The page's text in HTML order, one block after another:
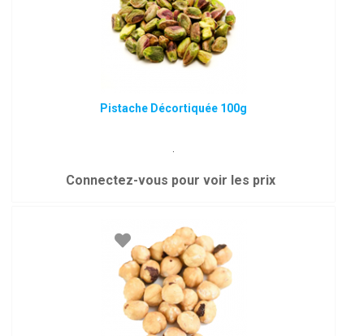
Pistache Décortiquée 100g
.
Connectez-vous pour voir les prix